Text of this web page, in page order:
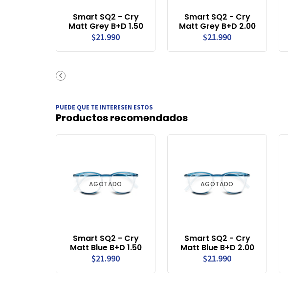
Smart SQ2 - Cry
Matt Grey B+D 1.50
$21.990
Smart SQ2 - Cry
Matt Grey B+D 2.00
$21.990
PUEDE QUE TE INTERESEN ESTOS
Productos recomendados
AGOTADO
Smart SQ2 - Cry
Matt Blue B+D 1.50
$21.990
AGOTADO
Smart SQ2 - Cry
Matt Blue B+D 2.00
$21.990